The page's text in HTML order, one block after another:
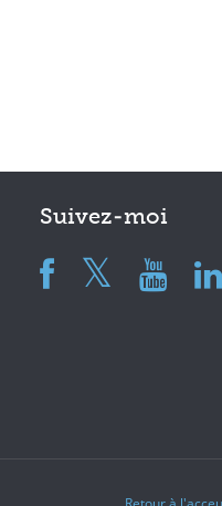
Suivez-moi